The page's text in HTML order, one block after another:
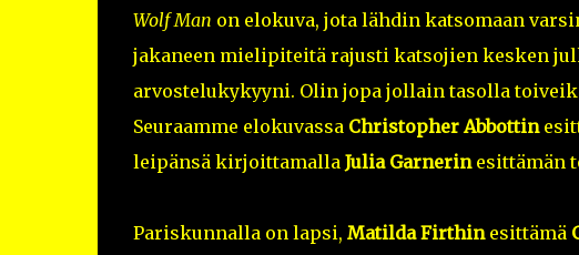
Wolf Man on elokuva, jota lähdin katsomaan
jakaneen mielipiteitä rajusti katsojien kesken
arvostelukykyyni. Olin jopa jollain tasolla
Seuraamme elokuvassa Christopher Abbottin
leipänsä kirjoittamalla Julia Garnerin esittämän
Pariskunnalla on lapsi, Matilda Firthin esittämä